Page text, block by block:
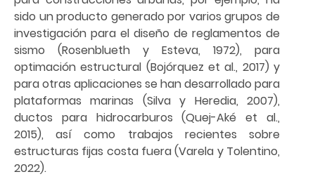
sido un producto generado por varios grupos de
investigación para el diseño de reglamentos de
sismo (Rosenblueth y Esteva, 1972), para
optimación estructural (Bojórquez et al., 2017) y
para otras aplicaciones se han desarrollado para
plataformas marinas (Silva y Heredia, 2007),
ductos para hidrocarburos (Quej-Aké et al.,
2015), así como trabajos recientes sobre
estructuras fijas costa fuera (Varela y Tolentino,
2022).